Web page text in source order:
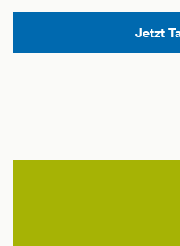
Jetzt